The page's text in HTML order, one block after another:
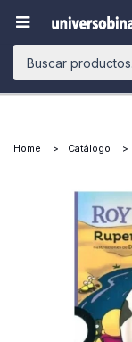

Home Catálogo